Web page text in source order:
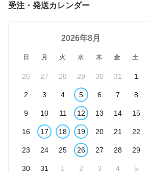
受注・発送カレンダー
2026年8月
日 月 火 水 木 金 土
26 27 28 29 30 31 1
2 3 4 5 6 7 8
9 10 11 12 13 14 15
16 17 18 19 20 21 22
23 24 25 26 27 28 29
30 31 1 2 3 4 5